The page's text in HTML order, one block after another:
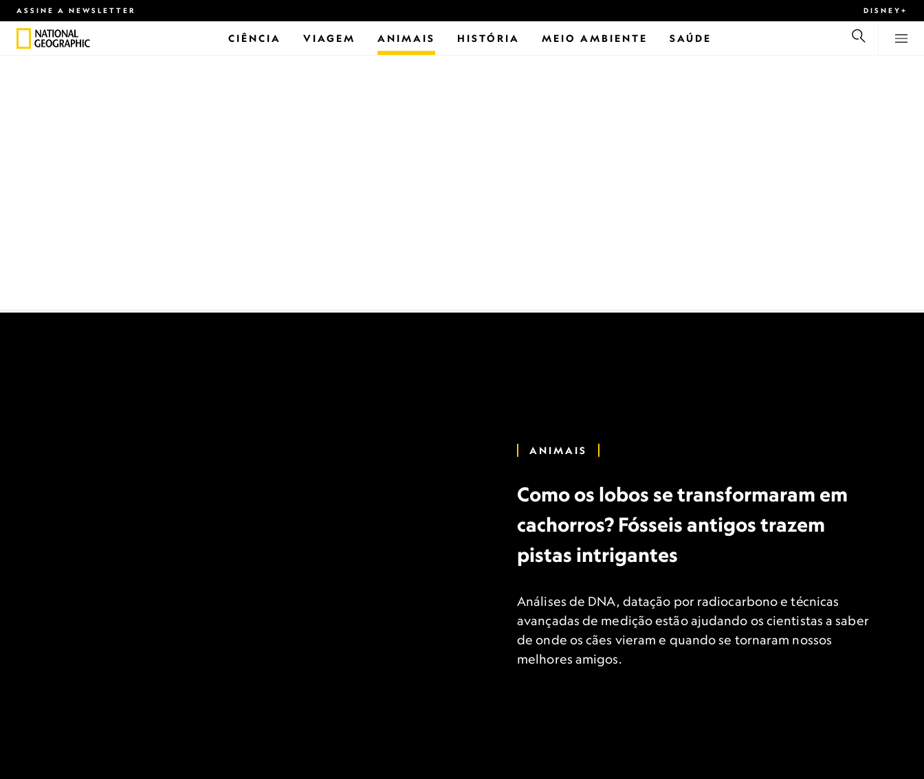
ASSINE A NEWSLETTER DISNEY+
CIÊNCIA VIAGEM ANIMAIS HISTÓRIA MEIO AMBIENTE SAÚDE
ANIMAIS
Como os lobos se transformaram em
cachorros? Fósseis antigos trazem
pistas intrigantes
Análises de DNA, datação por radiocarbono e técnicas
avançadas de medição estão ajudando os cientistas a saber
de onde os cães vieram e quando se tornaram nossos
melhores amigos.